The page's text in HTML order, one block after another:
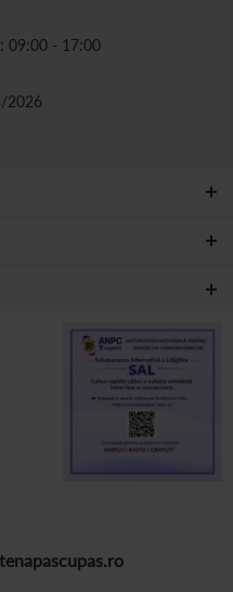
09:00 - 17:00
2026